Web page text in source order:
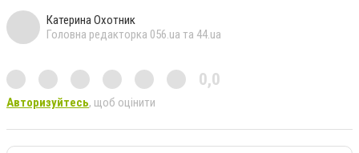
Катерина Охотник
Головна редакторка 056.ua та 44.ua
0,0
Авторизуйтесь, щоб оцінити